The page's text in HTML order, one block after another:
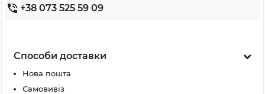
+38 073 525 59 09
Способи доставки
Нова пошта
Самовивіз